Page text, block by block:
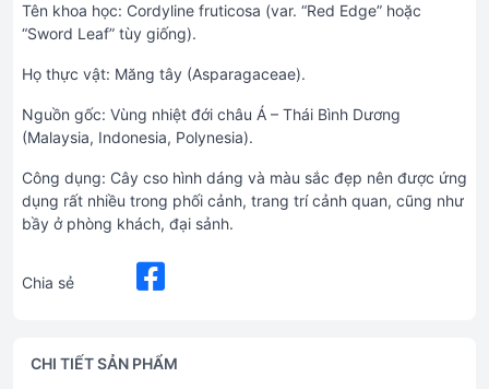
Tên khoa học: Cordyline fruticosa (var. “Red Edge” hoặc
“Sword Leaf” tùy giống).
Họ thực vật: Măng tây (Asparagaceae).
Nguồn gốc: Vùng nhiệt đới châu Á – Thái Bình Dương
(Malaysia, Indonesia, Polynesia).
Công dụng: Cây cso hình dáng và màu sắc đẹp nên được ứng
dụng rất nhiều trong phối cảnh, trang trí cảnh quan, cũng như
bầy ở phòng khách, đại sảnh.
Chia sẻ
CHI TIẾT SẢN PHẨM